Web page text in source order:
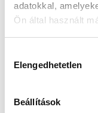
adatokkal,
Ön által használt
kiválasztása
Elengedhetetlen
Beállítások